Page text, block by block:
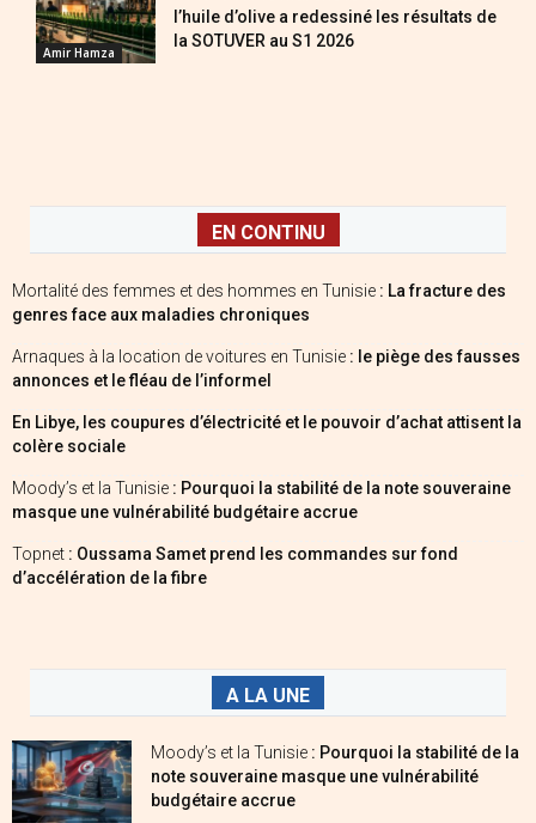
Amir Hamza
l’huile d’olive a redessiné les résultats de
la SOTUVER au S1 2026
EN CONTINU
Mortalité des femmes et des hommes en Tunisie : La fracture des
genres face aux maladies chroniques
Arnaques à la location de voitures en Tunisie : le piège des fausses
annonces et le fléau de l’informel
En Libye, les coupures d’électricité et le pouvoir d’achat attisent la
colère sociale
Moody’s et la Tunisie : Pourquoi la stabilité de la note souveraine
masque une vulnérabilité budgétaire accrue
Topnet : Oussama Samet prend les commandes sur fond
d’accélération de la fibre
A LA UNE
Moody’s et la Tunisie : Pourquoi la stabilité de la
note souveraine masque une vulnérabilité
budgétaire accrue